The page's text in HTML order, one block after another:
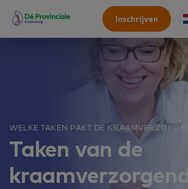
Inschrijven
WELKE TAKEN PAKT DE
Taken van de